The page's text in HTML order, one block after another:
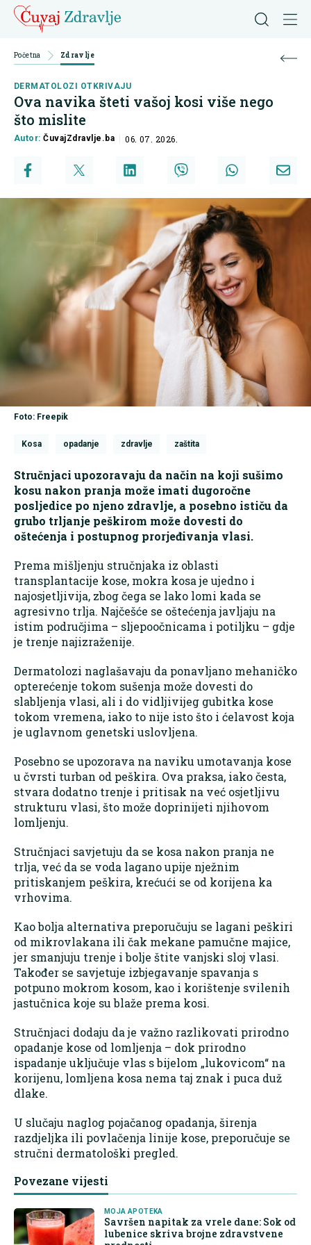
Početna Zdravlje
DERMATOLOZI OTKRIVAJU
Ova navika šteti vašoj kosi više nego
što mislite
Autor:ČuvajZdravlje.ba 06. 07. 2026.
Foto: Freepik
Kosa opadanje zdravlje zaštita
Stručnjaci upozoravaju da način na koji sušimo
kosu nakon pranja može imati dugoročne
posljedice po njeno zdravlje, a posebno ističu da
grubo trljanje peškirom može dovesti do
oštećenja i postupnog prorjeđivanja vlasi.
Prema mišljenju stručnjaka iz oblasti
transplantacije kose, mokra kosa je ujedno i
najosjetljivija, zbog čega se lako lomi kada se
agresivno trlja. Najčešće se oštećenja javljaju na
istim područjima – sljepoočnicama i potiljku – gdje
je trenje najizraženije.
Dermatolozi naglašavaju da ponavljano mehaničko
opterećenje tokom sušenja može dovesti do
slabljenja vlasi, ali i do vidljivijeg gubitka kose
tokom vremena, iako to nije isto što i ćelavost koja
je uglavnom genetski uslovljena.
Posebno se upozorava na naviku umotavanja kose
u čvrsti turban od peškira. Ova praksa, iako česta,
stvara dodatno trenje i pritisak na već osjetljivu
strukturu vlasi, što može doprinijeti njihovom
lomljenju.
Stručnjaci savjetuju da se kosa nakon pranja ne
trlja, već da se voda lagano upije nježnim
pritiskanjem peškira, krećući se od korijena ka
vrhovima.
Kao bolja alternativa preporučuju se lagani peškiri
od mikrovlakana ili čak mekane pamučne majice,
jer smanjuju trenje i bolje štite vanjski sloj vlasi.
Također se savjetuje izbjegavanje spavanja s
potpuno mokrom kosom, kao i korištenje svilenih
jastučnica koje su blaže prema kosi.
Stručnjaci dodaju da je važno razlikovati prirodno
opadanje kose od lomljenja – dok prirodno
ispadanje uključuje vlas s bijelom „lukovicom“ na
korijenu, lomljena kosa nema taj znak i puca duž
dlake.
U slučaju naglog pojačanog opadanja, širenja
razdjeljka ili povlačenja linije kose, preporučuje se
stručni dermatološki pregled.
Povezane vijesti
MOJA APOTEKA
Savršen napitak za vrele dane: Sok od
lubenice skriva brojne zdravstvene